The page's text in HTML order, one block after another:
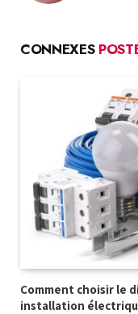
CONNEXES
Comment choisir le
installation